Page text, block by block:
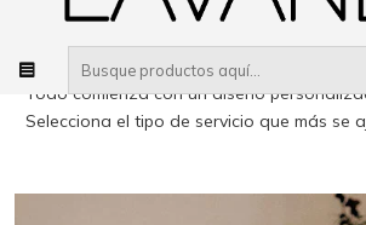
¿Qué tipo de servicio de
necesitas?
Todo comienza con un diseño
Selecciona el tipo de servicio que más se